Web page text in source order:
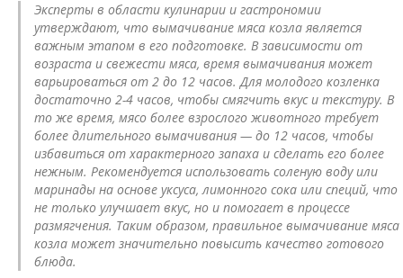
Эксперты в области кулинарии и гастрономии
утверждают, что вымачивание мяса козла является
важным этапом в его подготовке. В зависимости от
возраста и свежести мяса, время вымачивания может
варьироваться от 2 до 12 часов. Для молодого козленка
достаточно 2-4 часов, чтобы смягчить вкус и текстуру. В
то же время, мясо более взрослого животного требует
более длительного вымачивания — до 12 часов, чтобы
избавиться от характерного запаха и сделать его более
нежным. Рекомендуется использовать соленую воду или
маринады на основе уксуса, лимонного сока или специй, что
не только улучшает вкус, но и помогает в процессе
размягчения. Таким образом, правильное вымачивание мяса
козла может значительно повысить качество готового
блюда.